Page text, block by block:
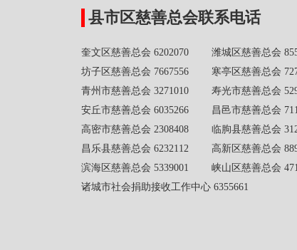
县市区慈善总会联系电话
奎文区慈善总会 6202070 潍城区慈善总会
坊子区慈善总会 7667556 寒亭区慈善总会
青州市慈善总会 3271010 寿光市慈善总会
安丘市慈善总会 6035266 昌邑市慈善总会
高密市慈善总会 2308408 临朐县慈善总会
昌乐县慈善总会 6232112 高新区慈善总会
滨海区慈善总会 5339001 峡山区慈善总会
诸城市社会捐助接收工作中心 6355661